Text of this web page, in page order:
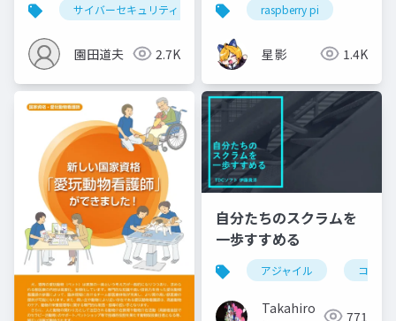
サイバーセキュリティ
園田道夫 2.7K
raspberry pi
星影 1.4K
自分たちのスクラムを
一歩すすめる
アジャイル コミュ
Takahiro
771